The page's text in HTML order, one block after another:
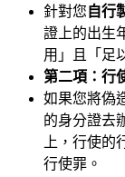
針對您 自行
證上的出生
用」且「足
第二項：行
如果您將偽
的身分證去
上，行使
行使罪。